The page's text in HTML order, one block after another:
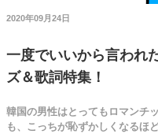
2020年09月24日
一度でいいから言われ
ズ＆歌詞特集！
韓国の男性はとってもロマンチ
も、こっちが恥ずかしくなるほ